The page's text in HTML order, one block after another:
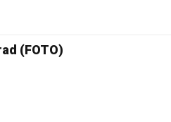
(FOTO)